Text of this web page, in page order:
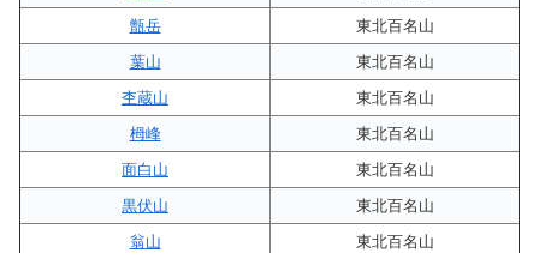
甑岳
東北百名山
葉山
東北百名山
杢蔵山
東北百名山
栂峰
東北百名山
面白山
東北百名山
黒伏山
東北百名山
翁山
東北百名山